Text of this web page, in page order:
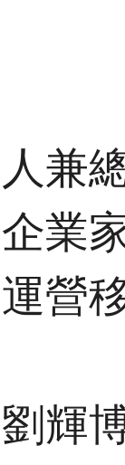
兼
業
營
輝